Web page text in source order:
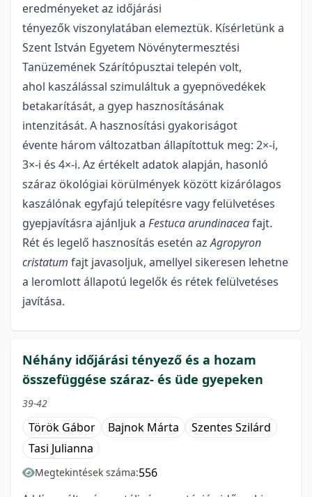
eredményeket az időjárási
tényezők viszonylatában elemeztük. Kísérletünk a
Szent István Egyetem Növénytermesztési
Tanüzemének Szárítópusztai telepén volt,
ahol kaszálással szimuláltuk a gyepnövedékek
betakarítását, a gyep hasznosításának
intenzitását. A hasznosítási gyakoriságot
évente három változatban állapítottuk meg: 2×-i,
3×-i és 4×-i. Az értékelt adatok alapján, hasonló
száraz ökológiai körülmények között kizárólagos
kaszálónak egyfajú telepítésre vagy felülvetéses
gyepjavításra ajánljuk a Festuca arundinaceafajt.
Rét és legelő hasznosítás esetén azAgropyron
cristatum fajt javasoljuk, amellyel sikeresen lehetne
a leromlott állapotú legelők és rétek felülvetéses
javítása.
Néhány időjárási tényező és a hozam
összefüggése száraz- és üde gyepeken
39-42
Török Gábor Bajnok Márta
Szentes Szilárd
Tasi Julianna
Megtekintések száma:556